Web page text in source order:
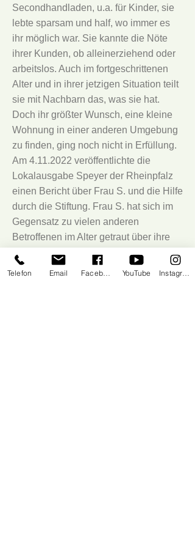
Secondhandladen, u.a. für Kinder, sie
lebte sparsam und half, wo immer es
ihr möglich war. Sie kannte die Nöte
ihrer Kunden, ob alleinerziehend oder
arbeitslos. Auch im fortgeschrittenen
Alter und in ihrer jetzigen Situation teilt
sie mit Nachbarn das, was sie hat.
Doch ihr größter Wunsch, eine kleine
Wohnung in einer anderen Umgebung
zu finden, ging noch nicht in Erfüllung.
Am 4.11.2022 veröffentlichte die
Lokalausgabe Speyer der Rheinpfalz
einen Bericht über Frau S. und die Hilfe
durch die Stiftung. Frau S. hat sich im
Gegensatz zu vielen anderen
Betroffenen im Alter getraut über ihre
Altersarmut offen zu berichten.
Daraufhin hat sich ein Spender für die
Telefon Email YouTube